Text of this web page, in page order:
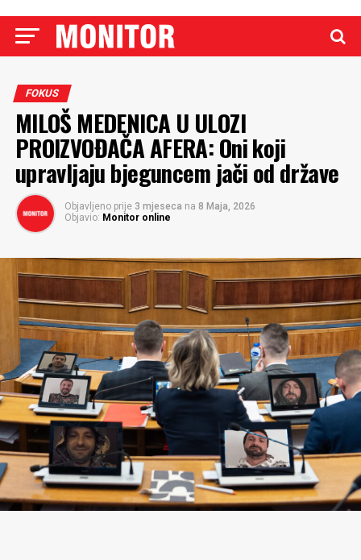
FOKUS
MILOŠ MEDENICA U ULOZI
PROIZVOĐAČA AFERA: Oni koji
upravljaju bjeguncem jači od države
Objavljeno prije 3 mjeseca na 8 Maja, 2026
Objavio: Monitor online